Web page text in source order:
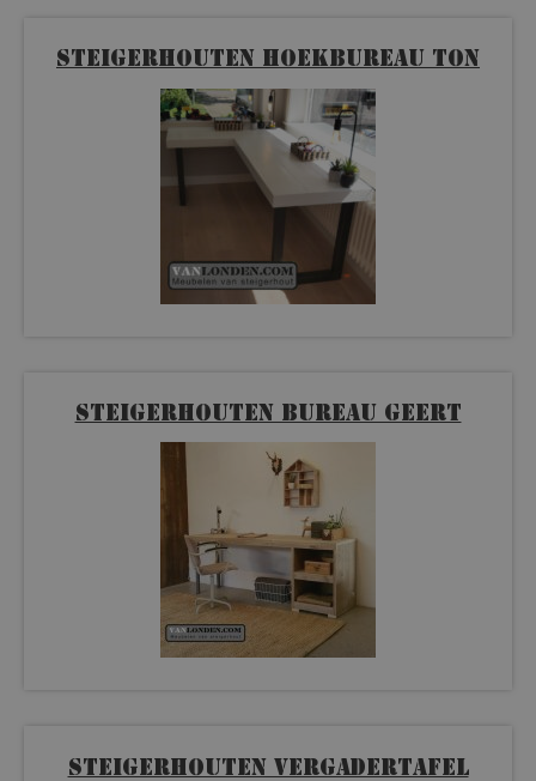
Steigerhouten hoekbureau Ton
Steigerhouten bureau Geert
Steigerhouten vergadertafel